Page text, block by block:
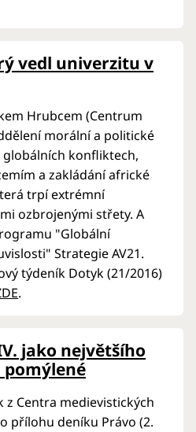
vedl univerzitu v
Hrubcem (Centrum
morální a politické
globálních konfliktech,
a zakládání africké
trpí extrémní
ozbrojenými střety. A
"Globální
Strategie AV21.
týdeník Dotyk (21/2016)
.
jako největšího
pomýlené
z Centra medievistických
přílohu deníku Právo (2.